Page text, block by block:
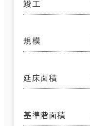
竣工
規模
延床面積
基準階面積